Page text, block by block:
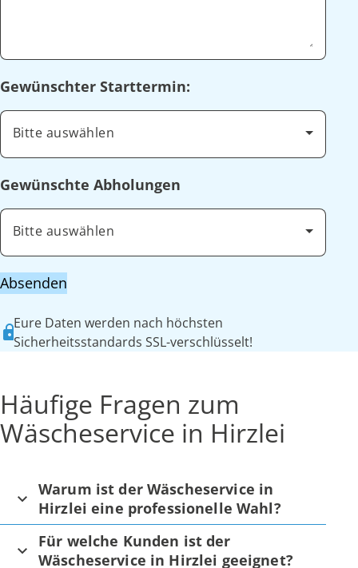
Gewünschter Starttermin:
Bitte auswählen
Gewünschte Abholungen
Bitte auswählen
Absenden
Eure Daten werden nach höchsten
Sicherheitsstandards SSL-verschlüsselt!
Häufige Fragen zum
Wäscheservice in Hirzlei
Warum ist der Wäscheservice in
Hirzlei eine professionelle Wahl?
Für welche Kunden ist der
Wäscheservice in Hirzlei geeignet?